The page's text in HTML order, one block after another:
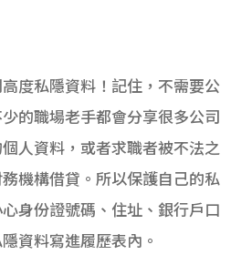
度私隱資料！記住，不需要公
的職場老手都會分享很多公司
人資料，或者求職者被不法之
機構借貸。所以保護自己的私
身份證號碼、住址、銀行戶口
資料寫進履歷表內。